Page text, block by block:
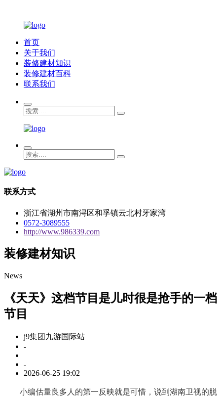
首页
关于我们
装修建材知识
装修建材百科
联系我们
联系方式
浙江省湖州市南浔区和孚镇云北村牙家湾
0572-3089555
http://www.986339.com
装修建材知识
News
《天天》这档节目是儿时很是抢手的一档
节目
j9集团九游国际站
-
-
2026-06-25 19:02
小编估量良多人的第一反映就是可惜，说到湖南卫视的脱